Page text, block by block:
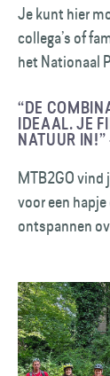
Je kunt hier
collega’s of
het Nationaal
“DE
IDEAAL. JE
NATUUR
MTB2GO
voor een
ontspannen